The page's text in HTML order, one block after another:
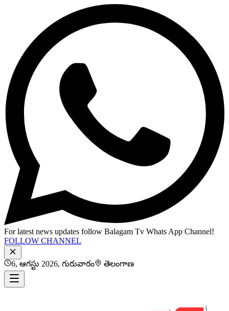
For latest news updates follow Balagam Tv Whats App Channel!
FOLLOW CHANNEL
6, ఆగస్టు 2026, గురువారం తెలంగాణ